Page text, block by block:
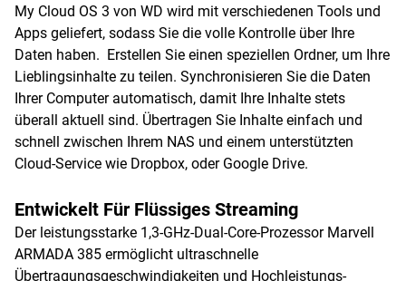
My Cloud OS 3 von WD wird mit verschiedenen Tools und
Apps geliefert, sodass Sie die volle Kontrolle über Ihre
Daten haben. Erstellen Sie einen speziellen Ordner, um Ihre
Lieblingsinhalte zu teilen. Synchronisieren Sie die Daten
Ihrer Computer automatisch, damit Ihre Inhalte stets
überall aktuell sind. Übertragen Sie Inhalte einfach und
schnell zwischen Ihrem NAS und einem unterstützten
Cloud-Service wie Dropbox, oder Google Drive.
Entwickelt Für Flüssiges Streaming
Der leistungsstarke 1,3-GHz-Dual-Core-Prozessor Marvell
ARMADA 385 ermöglicht ultraschnelle
Übertragungsgeschwindigkeiten und Hochleistungs-